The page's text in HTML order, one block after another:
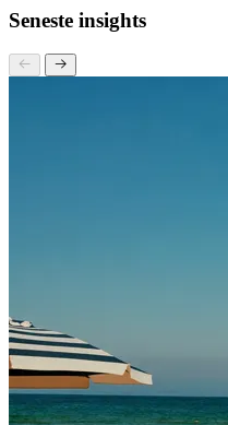
Annonceringen:
Seneste insights